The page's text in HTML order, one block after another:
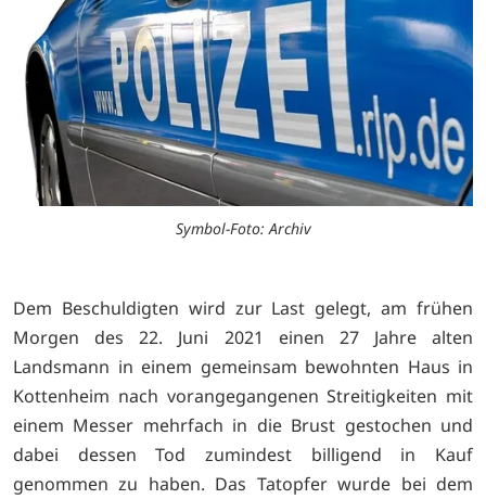
Symbol-Foto: Archiv
Dem Beschuldigten wird zur Last gelegt, am frühen
Morgen des 22. Juni 2021 einen 27 Jahre alten
Landsmann in einem gemeinsam bewohnten Haus in
Kottenheim nach vorangegangenen Streitigkeiten mit
einem Messer mehrfach in die Brust gestochen und
dabei dessen Tod zumindest billigend in Kauf
genommen zu haben. Das Tatopfer wurde bei dem